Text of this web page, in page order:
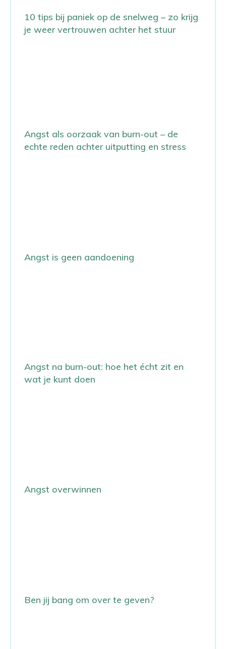
10 tips bij paniek op de snelweg – zo krijg
je weer vertrouwen achter het stuur
Angst als oorzaak van burn-out – de
echte reden achter uitputting en stress
Angst is geen aandoening
Angst na burn-out: hoe het écht zit en
wat je kunt doen
Angst overwinnen
Ben jij bang om over te geven?